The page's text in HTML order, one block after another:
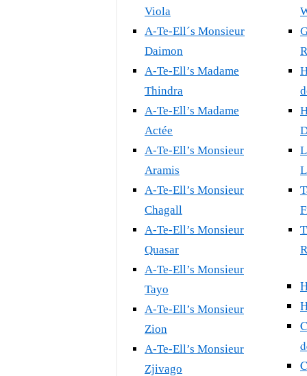
Viola
A-Te-Ell´s Monsieur
Daimon
A-Te-Ell’s Madame
Thindra
A-Te-Ell’s Madame
Actée
A-Te-Ell’s Monsieur
Aramis
A-Te-Ell’s Monsieur
Chagall
A-Te-Ell’s Monsieur
Quasar
A-Te-Ell’s Monsieur
Tayo
A-Te-Ell’s Monsieur
Zion
A-Te-Ell’s Monsieur
Zjivago